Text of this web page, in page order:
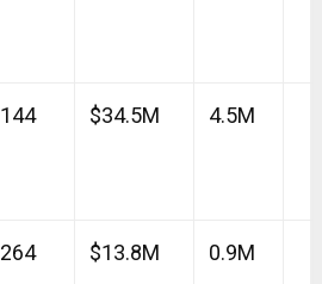
144 $34.5M 4.5M
264 $13.8M 0.9M